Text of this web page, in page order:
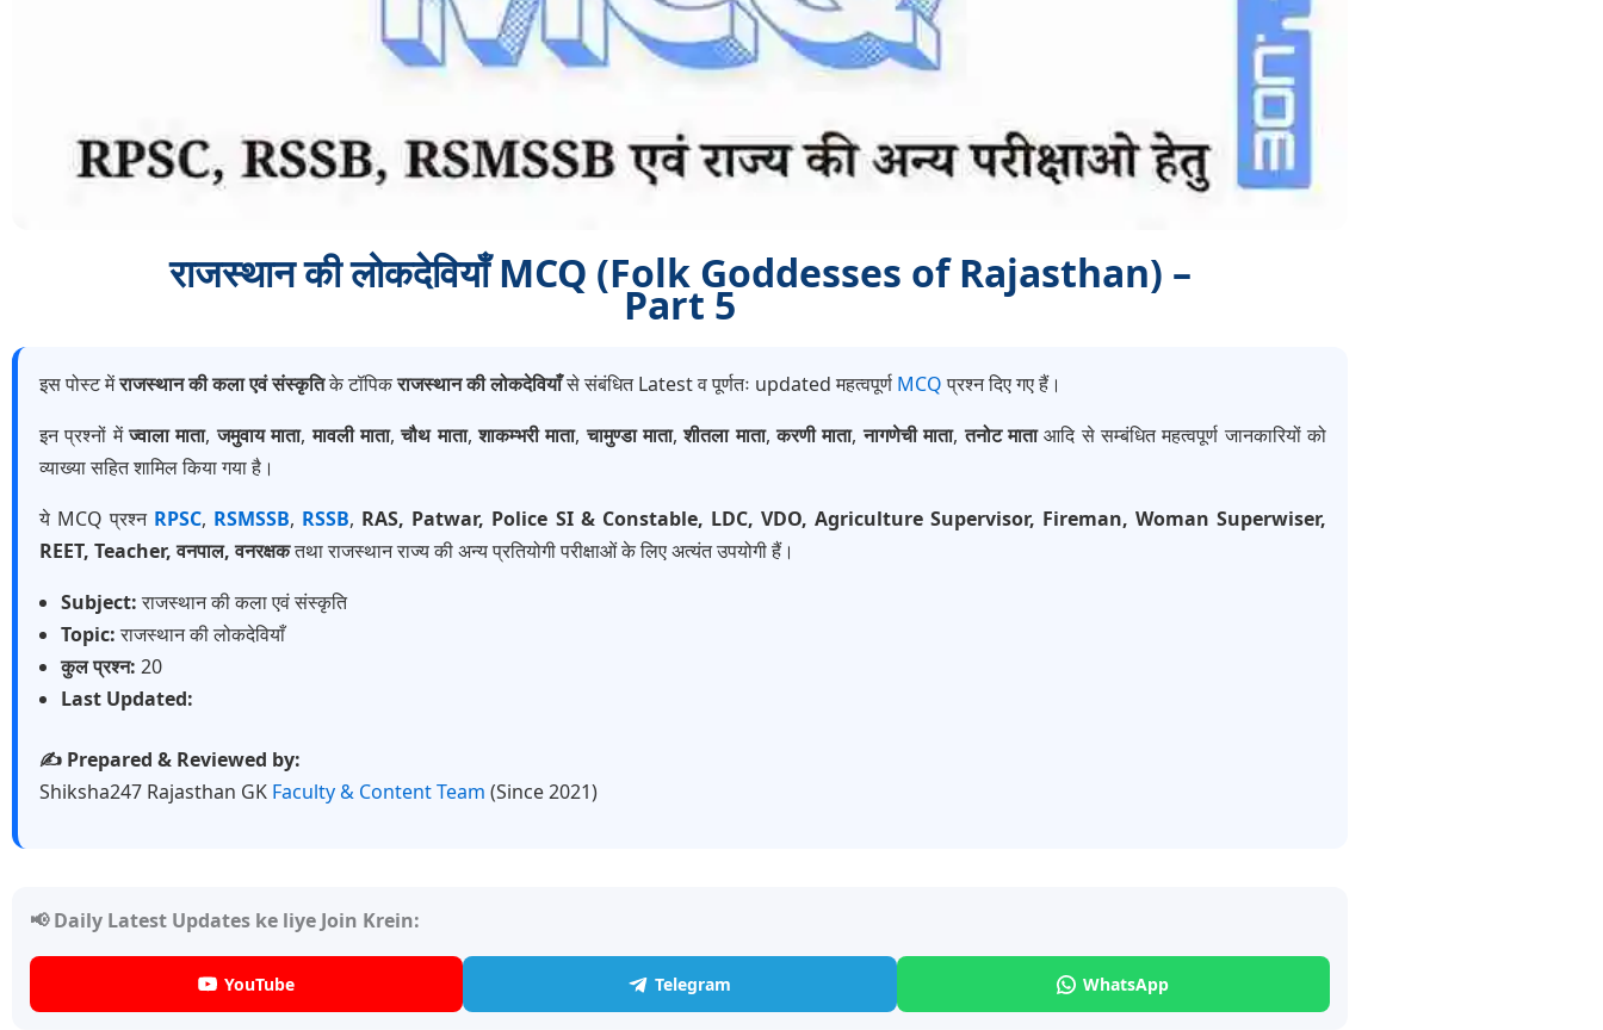
राजस्थान की लोकदेवियाँ MCQ (Folk Goddesses of Rajasthan) –
Part 5
इस पोस्ट मेंराजस्थान की कला एवं संस्कृतिके टॉपिकराजस्थान की लोकदेवियाँसे संबंधित Latest व पूर्णतः updated महत्वपूर्ण MCQप्रश्न दिए गए हैं।
इन प्रश्नों मेंज्वाला माता,जमुवाय माता,मावली माता,चौथ माता,शाकम्भरी माता,चामुण्डा माता,शीतला माता,करणी माता,नागणेची माता,तनोट माताआदि से सम्बंधित महत्वपूर्ण जानकारियों को
व्याख्या सहित शामिल किया गया है।
ये MCQ प्रश्न RPSC, RSMSSB, RSSB, RAS, Patwar, Police SI & Constable, LDC, VDO, Agriculture Supervisor, Fireman, Woman Superwiser,
REET, Teacher, वनपाल, वनरक्षकतथा राजस्थान राज्य की अन्य प्रतियोगी परीक्षाओं के लिए अत्यंत उपयोगी हैं।
Subject:राजस्थान की कला एवं संस्कृति
Topic:राजस्थान की लोकदेवियाँ
कुल प्रश्न: 20
Last Updated:
✍️ Prepared & Reviewed by:
Shiksha247 Rajasthan GK Faculty & Content Team (Since 2021)
📢 Daily Latest Updates ke liye Join Krein:
YouTube Telegram WhatsApp